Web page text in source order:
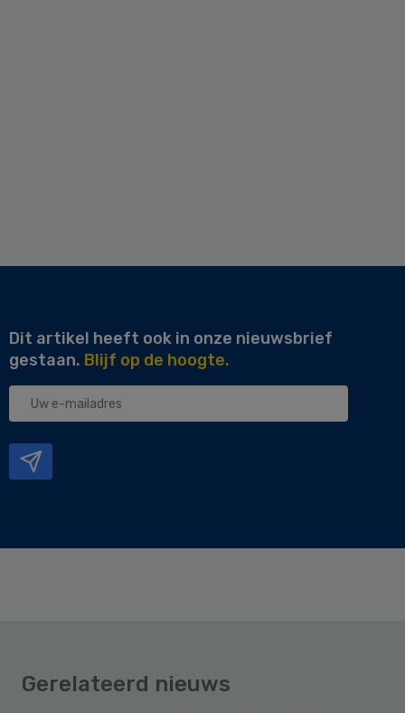
Dit artikel heeft ook in onze nieuwsbrief
gestaan. Blijf op de hoogte.
Uw
Gerelateerd nieuws